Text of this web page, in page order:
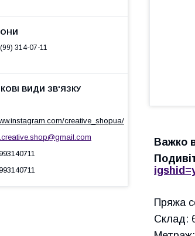
Важко
Пряжа
Склад:
314-07-11
creative_shopua/